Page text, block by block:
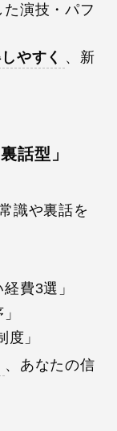
演技・パフ
やすく 、新
話型」
識や裏話を
費3選」
度」
、あなたの信